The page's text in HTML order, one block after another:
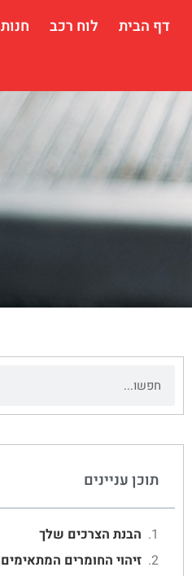
דף הבית לוח רכב חנות
תוכן עניינים
הבנת הצרכים שלך
זיהוי החומרים המתאימים